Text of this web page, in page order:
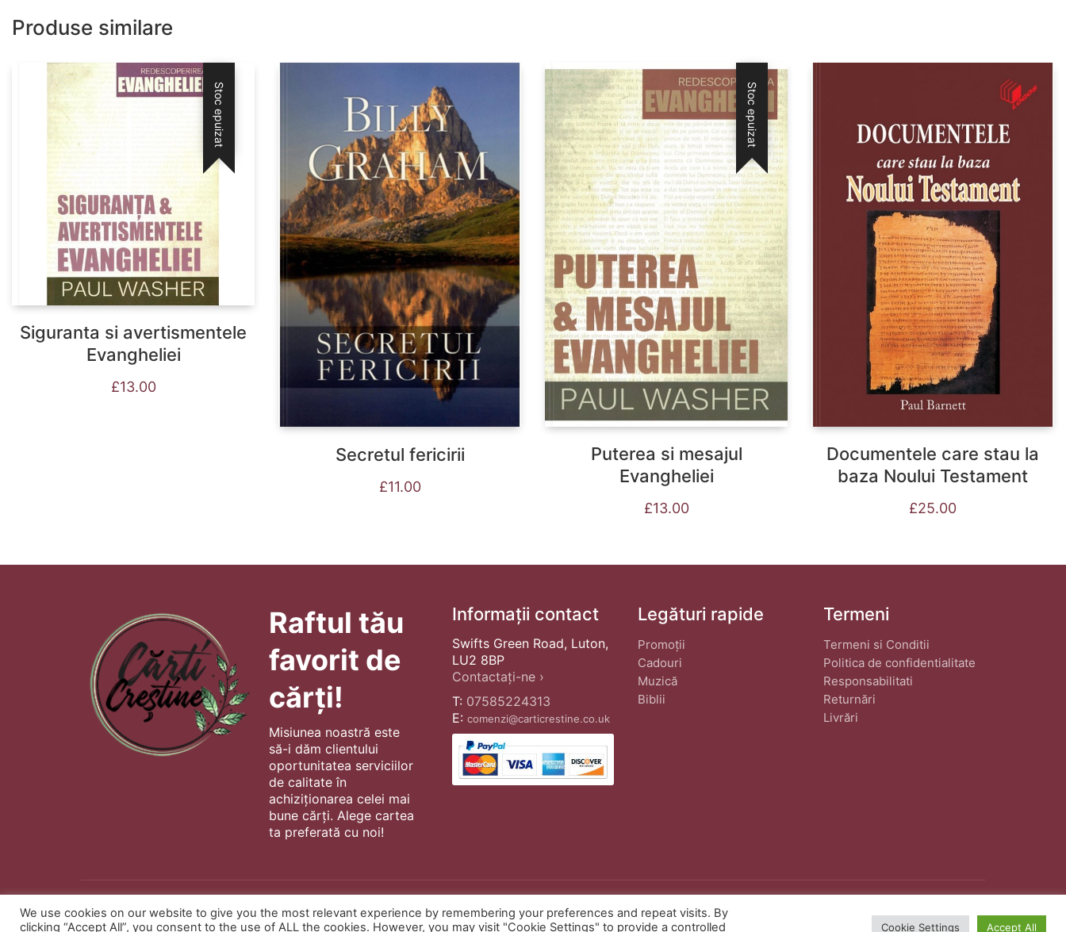
Produse similare
Stoc epuizat
Siguranta si avertismentele
Evangheliei
£13.00
Secretul fericirii
£11.00
Stoc epuizat
Puterea si mesajul
Evangheliei
£13.00
Documentele care stau la
baza Noului Testament
£25.00
Raftul tău
favorit de
cărți!
Misiunea noastră este
să-i dăm clientului
oportunitatea serviciilor
de calitate în
achiziționarea celei mai
bune cărți. Alege cartea
ta preferată cu noi!
Informații contact
Swifts Green Road, Luton,
LU2 8BP
Contactați-ne ›
T: 07585224313
E: comenzi@carticrestine.co.uk
Legături rapide
Promoții
Cadouri
Muzică
Biblii
Termeni
Termeni si Conditii
Politica de confidentialitate
Responsabilitati
Returnări
Livrări
© Copyright 2022 ·Cărți Creștine| Creat de · Toate Drepturile Rezervate
We use cookies on our website to give you the most relevant experience by remembering your preferences and repeat visits. By
clicking “Accept All”, you consent to the use of ALL the cookies. However, you may visit "Cookie Settings" to provide a controlled
Cookie Settings Accept All